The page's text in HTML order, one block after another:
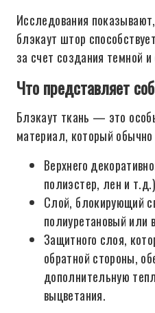
Исследования
блэкаут штор
за счет создания темной
Что представляет
Блэкаут ткань — это
материал, который обычно
Верхнего
полиэстер, лен и
Слой, блокирующий
полиуретановый или
Защитного слоя,
обратной стороны,
дополнительную
выцветания.